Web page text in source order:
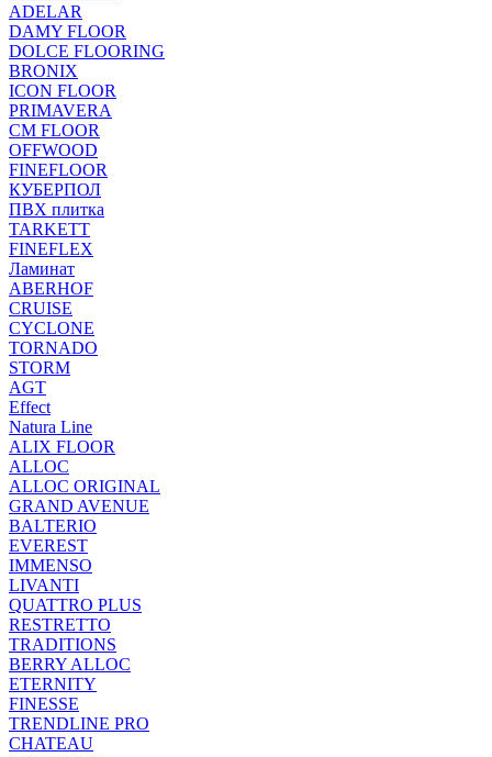
ADELAR
DAMY FLOOR
DOLCE FLOORING
BRONIX
ICON FLOOR
PRIMAVERA
CM FLOOR
OFFWOOD
FINEFLOOR
КУБЕРПОЛ
ПВХ плитка
TARKETT
FINEFLEX
Ламинат
ABERHOF
CRUISE
CYCLONE
TORNADO
STORM
AGT
Effect
Natura Line
ALIX FLOOR
ALLOC
ALLOC ORIGINAL
GRAND AVENUE
BALTERIO
EVEREST
IMMENSO
LIVANTI
QUATTRO PLUS
RESTRETTO
TRADITIONS
BERRY ALLOC
ETERNITY
FINESSE
TRENDLINE PRO
CHATEAU